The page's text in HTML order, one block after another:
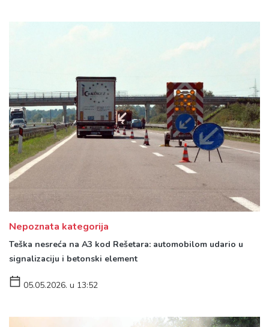
Nepoznata kategorija
Teška nesreća na A3 kod Rešetara: automobilom udario u
signalizaciju i betonski element
05.05.2026. u 13:52